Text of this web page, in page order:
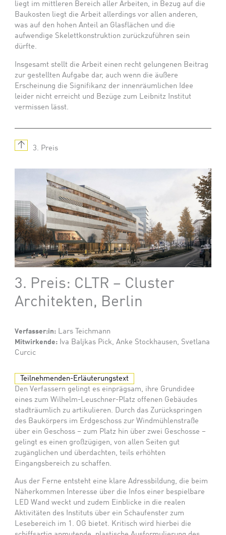
liegt im mittleren Bereich aller Arbeiten, in Bezug auf die
Baukosten liegt die Arbeit allerdings vor allen anderen,
was auf den hohen Anteil an Glasflächen und die
aufwendige Skelettkonstruktion zurückzuführen sein
dürfte.
Insgesamt stellt die Arbeit einen recht gelungenen Beitrag
zur gestellten Aufgabe dar, auch wenn die äußere
Erscheinung die Signifikanz der innenräumlichen Idee
leider nicht erreicht und Bezüge zum Leibnitz Institut
vermissen lässt.
↑ 3. Preis
3. Preis: CLTR – Cluster
Architekten, Berlin
Verfasser:in: Lars Teichmann
Mitwirkende: Iva Baljkas Pick, Anke Stockhausen, Svetlana
Curcic
Teilnehmenden-Erläuterungstext
Den Verfassern gelingt es einprägsam, ihre Grundidee
eines zum Wilhelm-Leuschner-Platz offenen Gebäudes
stadträumlich zu artikulieren. Durch das Zurückspringen
des Baukörpers im Erdgeschoss zur Windmühlenstraße
über ein Geschoss – zum Platz hin über zwei Geschosse –
gelingt es einen großzügigen, von allen Seiten gut
zugänglichen und überdachten, teils erhöhten
Eingangsbereich zu schaffen.
Aus der Ferne entsteht eine klare Adressbildung, die beim
Näherkommen Interesse über die Infos einer bespielbare
LED Wand weckt und zudem Einblicke in die realen
Aktivitäten des Instituts über ein Schaufenster zum
Lesebereich im 1. OG bietet. Kritisch wird hierbei die